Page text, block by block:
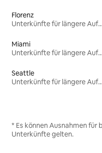
Florenz
Unterkünfte für längere Aufenthalte
Miami
Unterkünfte für längere Aufenthalte
Seattle
Unterkünfte für längere Aufenthalte
* Es können Ausnahmen
Unterkünfte gelten.